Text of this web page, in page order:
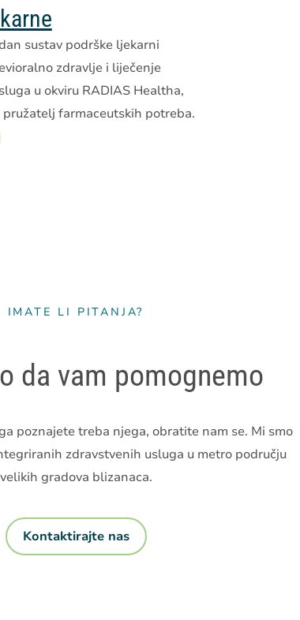
sustav podrške ljekarni
zdravlje i liječenje
u okviru RADIAS Healtha,
pružatelj farmaceutskih potreba.
IMATE LI PITANJA?
da vam pomognemo
poznajete treba njega, obratite nam se. Mi smo
zdravstvenih usluga u metro području
velikih gradova blizanaca.
Kontaktirajte nas